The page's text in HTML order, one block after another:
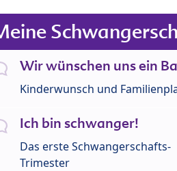
Wir wünschen uns ein
Kinderwunsch und
Ich bin schwanger!
Das erste Schwangerschafts-
Trimester